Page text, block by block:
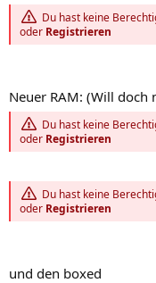
Du hast keine
oder Registrieren
Neuer RAM: (Will doch
Du hast keine
oder Registrieren
Du hast keine
oder Registrieren
und den boxed